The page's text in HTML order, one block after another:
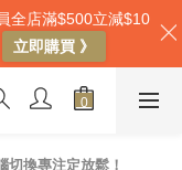
切換專注定放鬆！
全店滿$500立減$10
立即購買 》